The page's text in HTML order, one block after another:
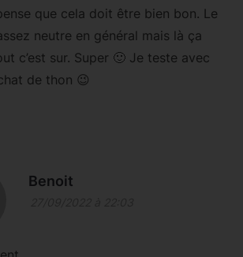
que cela doit être bien bon. Le
neutre en général mais là ça
c’est sur. Super 🙂 Je teste avec
de thon 😉
Benoit